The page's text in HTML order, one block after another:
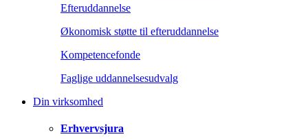
Efteruddannelse
Økonomisk støtte til efteruddannelse
Kompetencefonde
Faglige uddannelsesudvalg
Din virksomhed
Erhvervsjura